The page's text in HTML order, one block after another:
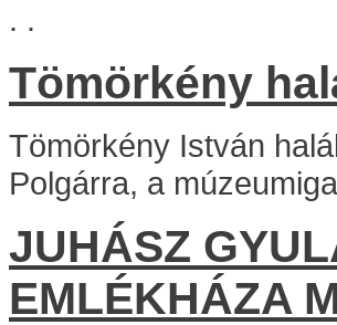
. .
Tömörkény
Tömörkény István
Polgárra, a
JUHÁSZ
EMLÉKHÁZA